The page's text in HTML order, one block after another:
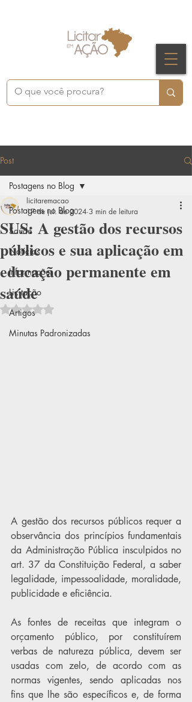
Post
Postagens no Blog
Saúde
Notícias
Informações
Licitação
Artigos
Minutas Padronizadas
Postagens no Blog
SUS: A gestão dos recursos
públicos e sua aplicação em
educação permanente em
saúde
licitaremacao
17 de jul. de 2024 3 min de leitura
Avaliado com NaN de 5 estrelas.
A gestão dos recursos públicos requer a
observância dos princípios fundamentais
da Administração Pública insculpidos no
art. 37 da Constituição Federal, a saber
legalidade, impessoalidade, moralidade,
publicidade e eficiência.
As fontes de receitas que integram o
orçamento público, por constituírem
verbas de natureza pública, devem ser
usadas com zelo, de acordo com as
normas vigentes, sendo aplicadas nos
fins que lhe são específicos e, de forma